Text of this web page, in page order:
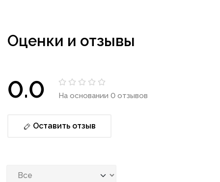
Оценки и отзывы
0.0 На основании 0 отзывов
Оставить отзыв